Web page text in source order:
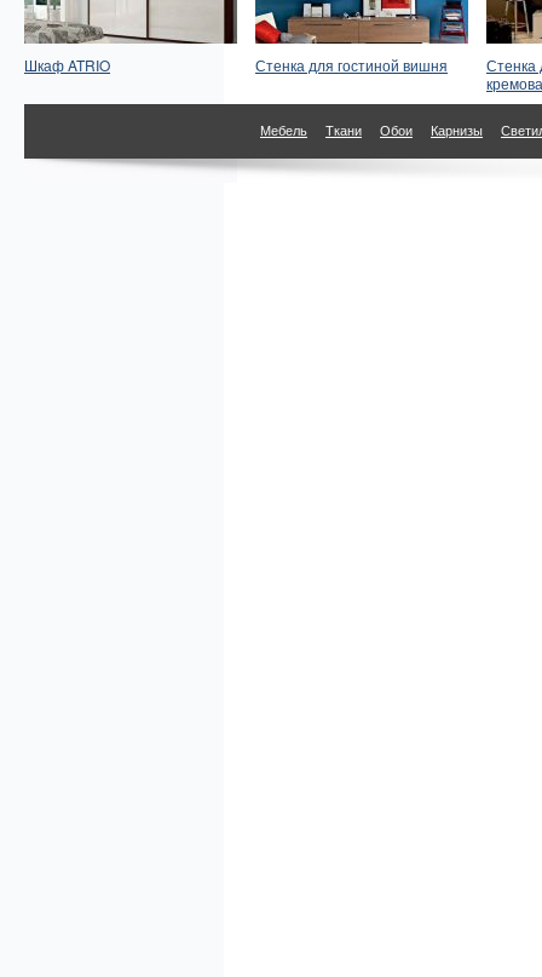
Шкаф ATRIO Стенка для гостиной вишня
Стенка
Мебель Ткани Обои Карнизы